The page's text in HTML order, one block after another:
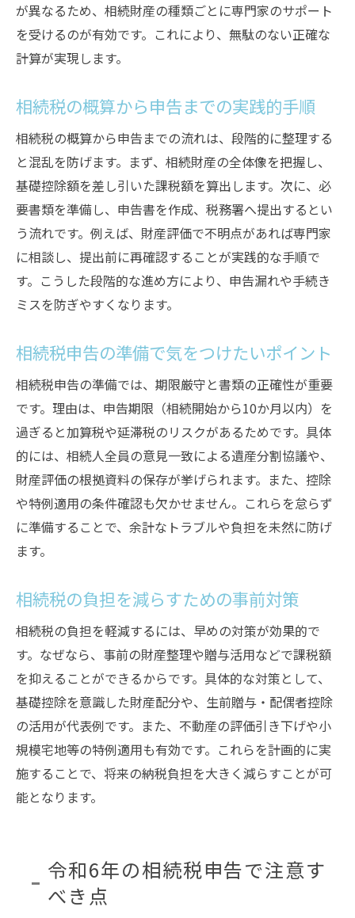
が異なるため、相続財産の種類ごとに専門家のサポート
を受けるのが有効です。これにより、無駄のない正確な
計算が実現します。
相続税の概算から申告までの実践的手順
相続税の概算から申告までの流れは、段階的に整理する
と混乱を防げます。まず、相続財産の全体像を把握し、
基礎控除額を差し引いた課税額を算出します。次に、必
要書類を準備し、申告書を作成、税務署へ提出するとい
う流れです。例えば、財産評価で不明点があれば専門家
に相談し、提出前に再確認することが実践的な手順で
す。こうした段階的な進め方により、申告漏れや手続き
ミスを防ぎやすくなります。
相続税申告の準備で気をつけたいポイント
相続税申告の準備では、期限厳守と書類の正確性が重要
です。理由は、申告期限（相続開始から10か月以内）を
過ぎると加算税や延滞税のリスクがあるためです。具体
的には、相続人全員の意見一致による遺産分割協議や、
財産評価の根拠資料の保存が挙げられます。また、控除
や特例適用の条件確認も欠かせません。これらを怠らず
に準備することで、余計なトラブルや負担を未然に防げ
ます。
相続税の負担を減らすための事前対策
相続税の負担を軽減するには、早めの対策が効果的で
す。なぜなら、事前の財産整理や贈与活用などで課税額
を抑えることができるからです。具体的な対策として、
基礎控除を意識した財産配分や、生前贈与・配偶者控除
の活用が代表例です。また、不動産の評価引き下げや小
規模宅地等の特例適用も有効です。これらを計画的に実
施することで、将来の納税負担を大きく減らすことが可
能となります。
令和6年の相続税申告で注意す
べき点